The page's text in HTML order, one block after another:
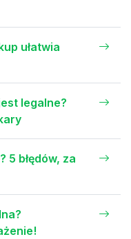
ułatwia
legalne?
5 błędów, za